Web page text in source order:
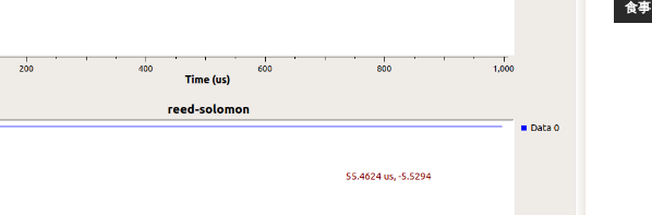
食事